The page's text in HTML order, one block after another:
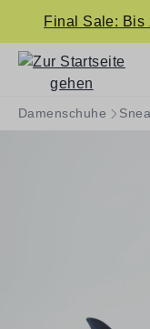
springen
Final Sale: Bis
Damenschuhe